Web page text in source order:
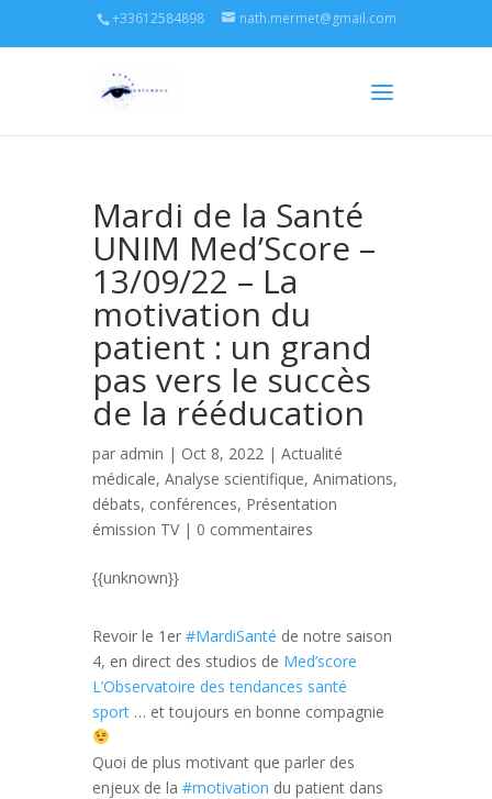
+33612584898 nath.mermet@gmail.com
Mardi de la Santé
UNIM Med’Score –
13/09/22 – La
motivation du
patient : un grand
pas vers le succès
de la rééducation
par admin | Oct 8, 2022 | Actualité
médicale, Analyse scientifique, Animations,
débats, conférences, Présentation
émission TV| 0 commentaires
{{unknown}}
Revoir le 1er #MardiSanté de notre saison
4, en direct des studios de Med’score
L’Observatoire des tendances santé
sport … et toujours en bonne compagnie
Quoi de plus motivant que parler des
enjeux de la #motivation du patient dans